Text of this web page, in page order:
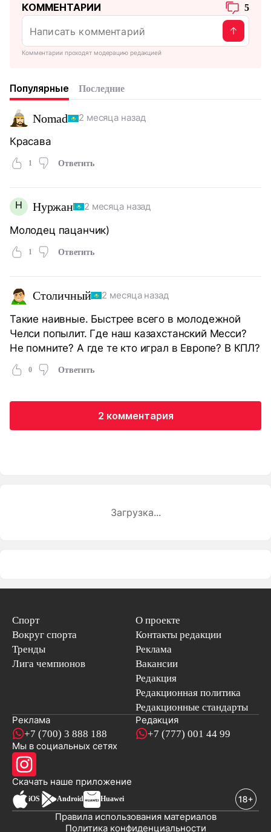
КОММЕНТАРИИ 5
Комментарии проходят модерацию редакцией
Популярные Последние
Nomad 2 месяца назад
Красава
1 Ответить
Н Нуржан 2 месяца назад
Молодец пацанчик)
1 Ответить
Столичный 2 месяца назад
Такие наивные. Быстрее всего в молодежной
Челси попылит. Где наш казахстанский Месси?
Не помните? А где те кто играл в Европе? В КПЛ?
0 Ответить
2 комментария
Загрузка...
Спорт
Вокруг спорта
Тренды
Лига чемпионов
О проекте
Контакты редакции
Реклама
Вакансии
Редакция
Редакционная политика
Редакционные стандарты
Реклама
+7 (700) 3 888 188
Редакция
+7 (777) 001 44 99
Мы в социальных сетях
Скачать наше приложениеновостей
iOS Android Huawei
Политика конфиденциальности
Правила использования материалов